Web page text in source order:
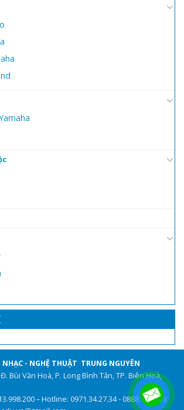
- NGHỆ THUẬT TRUNG NGUYÊN
Bùi Văn Hoà, P. Long Bình Tân, TP. Biên Hoà,
– Hotline: 0971.34.27.34 - 0888.944.333